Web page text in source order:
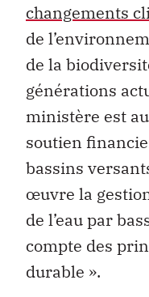
changements
de
de la
générations
ministère est
soutien
bassins
œuvre la
de l’eau par
compte des
durable ».